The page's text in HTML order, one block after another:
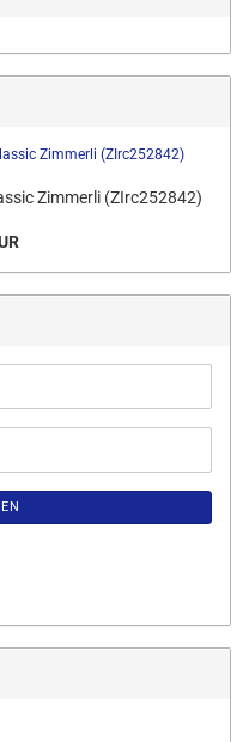
Zimmerli (ZIrc252842)